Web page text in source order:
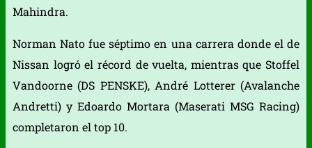
Mahindra.
Norman Nato fue séptimo en una carrera donde el de
Nissan logró el récord de vuelta, mientras que Stoffel
Vandoorne (DS PENSKE), André Lotterer (Avalanche
Andretti) y Edoardo Mortara (Maserati MSG Racing)
completaron el top 10.